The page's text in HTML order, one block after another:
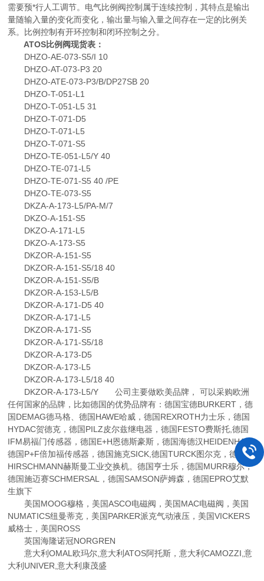
需要预*行人工调节。电气比例阀控制属于连续控制，其特点是输出
量随输入量的变化而变化，输出量与输入量之间存在一定的比例关
系。比例控制有开环控制和闭环控制之分。
ATOS比例阀现货表：
DHZO-AE-073-S5/I 10
DHZO-AT-073-P3 20
DHZO-ATE-073-P3/B/DP27SB 20
DHZO-T-051-L1
DHZO-T-051-L5 31
DHZO-T-071-D5
DHZO-T-071-L5
DHZO-T-071-S5
DHZO-TE-051-L5/Y 40
DHZO-TE-071-L5
DHZO-TE-071-S5 40 /PE
DHZO-TE-073-S5
DKZA-A-173-L5/PA-M/7
DKZO-A-151-S5
DKZO-A-171-L5
DKZO-A-173-S5
DKZOR-A-151-S5
DKZOR-A-151-S5/18 40
DKZOR-A-151-S5/B
DKZOR-A-153-L5/B
DKZOR-A-171-D5 40
DKZOR-A-171-L5
DKZOR-A-171-S5
DKZOR-A-171-S5/18
DKZOR-A-173-D5
DKZOR-A-173-L5
DKZOR-A-173-L5/18 40
DKZOR-A-173-L5/Y 公司主要做欧美品牌， 可以采购欧洲
任何国家的品牌，比如德国的优势品牌有：德国宝德BURKERT，德
国DEMAG德马格、德国HAWE哈威，德国REXROTH力士乐，德国
HYDAC贺德克，德国PILZ皮尔兹继电器，德国FESTO费斯托,德国
IFM易福门传感器，德国E+H恩德斯豪斯，德国海德汉HEIDENHAIN,
德国P+F倍加福传感器，德国施克SICK,德国TURCK图尔克，德国
HIRSCHMANN赫斯曼工业交换机。德国亨士乐，德国MURR穆尔，
德国施迈赛SCHMERSAL，德国SAMSON萨姆森，德国EPRO艾默
生旗下
美国MOOG穆格，美国ASCO电磁阀，美国MAC电磁阀，美国
NUMATICS纽曼蒂克，美国PARKER派克气动液压，美国VICKERS
威格士，美国ROSS
英国海隆诺冠NORGREN
意大利OMAL欧玛尔,意大利ATOS阿托斯，意大利CAMOZZI,意
大利UNIVER,意大利康茂盛